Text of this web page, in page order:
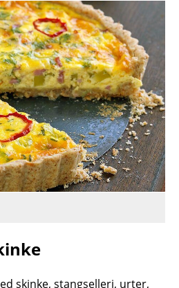
skinke, stangselleri, urter,